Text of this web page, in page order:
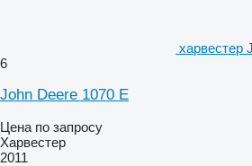
харвестер
6
John Deere 1070 E
Цена по запросу
Харвестер
2011